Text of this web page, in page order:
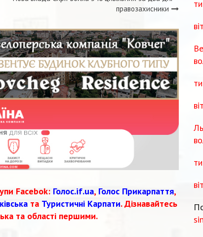
правозахисники
Facebok: Голос.if.ua, Голос Прикарпаття,
та Туристичні Карпати. Дізнавайтесь
та області першими.